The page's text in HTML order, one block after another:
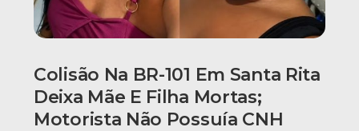
Colisão Na BR-101 Em Santa Rita
Deixa Mãe E Filha Mortas;
Motorista Não Possuía CNH